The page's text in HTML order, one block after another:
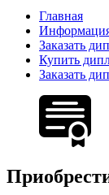
Главная
Заказать
Купить
Заказать